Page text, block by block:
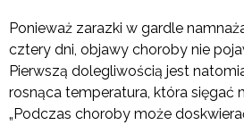
Ponieważ zarazki w gardle
cztery dni, objawy choroby nie
Pierwszą dolegliwością jest
rosnąca temperatura, która sięgać
„Podczas choroby może